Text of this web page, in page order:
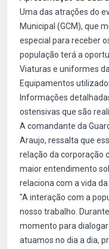
Uma das atrações do
Municipal (GCM), que
especial para receber
população terá a
Viaturas e uniformes da
Equipamentos
Informações
ostensivas que são
A comandante da
Araujo, ressalta que
relação da corporação
maior entendimento
relaciona com a vida
"A interação com a
nosso trabalho.
momento para
atuamos no dia a dia,